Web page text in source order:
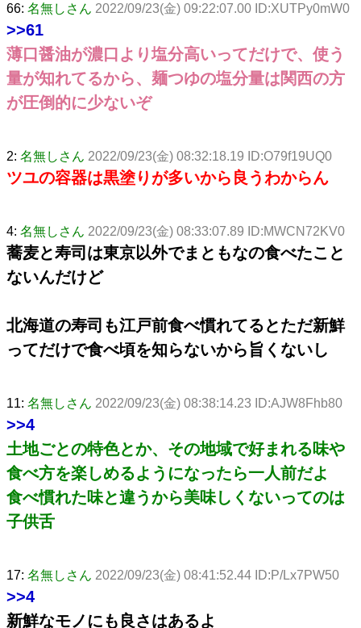
66: 名無しさん 2022/09/23(金) 09:22:07.00 ID:XUTPy0mW0
>>61
薄口醤油が濃口より塩分高いってだけで、使う
量が知れてるから、麺つゆの塩分量は関西の方
が圧倒的に少ないぞ
2: 名無しさん 2022/09/23(金) 08:32:18.19 ID:O79f19UQ0
ツユの容器は黒塗りが多いから良うわからん
4: 名無しさん 2022/09/23(金) 08:33:07.89 ID:MWCN72KV0
蕎麦と寿司は東京以外でまともなの食べたこと
ないんだけど
北海道の寿司も江戸前食べ慣れてるとただ新鮮
ってだけで食べ頃を知らないから旨くないし
11: 名無しさん 2022/09/23(金) 08:38:14.23 ID:AJW8Fhb80
>>4
土地ごとの特色とか、その地域で好まれる味や
食べ方を楽しめるようになったら一人前だよ
食べ慣れた味と違うから美味しくないってのは
子供舌
17: 名無しさん 2022/09/23(金) 08:41:52.44 ID:P/Lx7PW50
>>4
新鮮なモノにも良さはあるよ